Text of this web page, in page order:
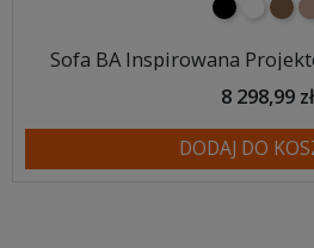
czarnybiały
Sofa BA Inspirowana
8 298,99 zł
DODAJ DO